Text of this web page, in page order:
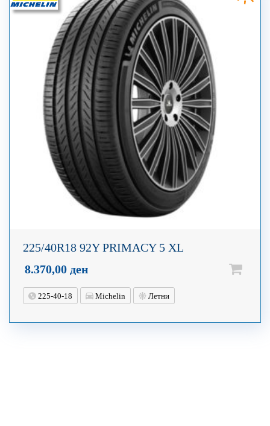
225/40R18 92Y PRIMACY 5 XL
8.370,00 ден
225-40-18 Michelin Летни